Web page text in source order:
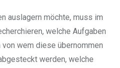
auslagern möchte, muss im
welche Aufgaben
wem diese übernommen
werden, welche